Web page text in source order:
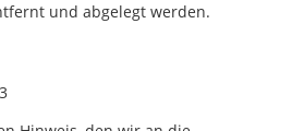
und abgelegt werden.